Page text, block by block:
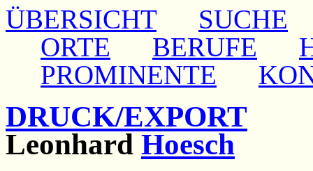
ÜBERSICHT
SUCHE
ORTE
BERUFE
PROMINENTE
DRUCK/EXPORT
Leonhard Hoesch